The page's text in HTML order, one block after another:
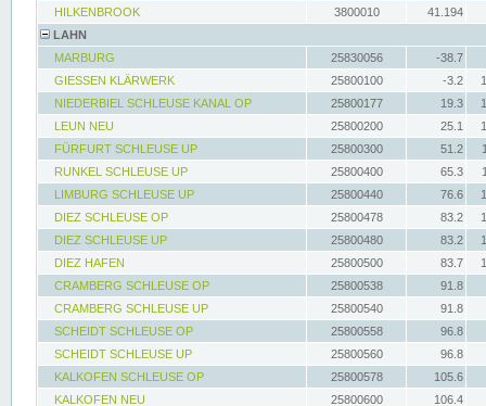
HILKENBROOK
3800010
41.194
LAHN
MARBURG
25830056
-38.7
GIESSEN KLÄRWERK
25800100 -3.2
NIEDERBIEL SCHLEUSE KANAL OP
25800177 19.3
LEUN NEU
25800200 25.1
FÜRFURT SCHLEUSE UP
25800300 51.2
RUNKEL SCHLEUSE UP
25800400 65.3
LIMBURG SCHLEUSE UP
25800440 76.6
DIEZ SCHLEUSE OP
25800478 83.2
DIEZ SCHLEUSE UP
25800480 83.2
DIEZ HAFEN
25800500 83.7
CRAMBERG SCHLEUSE OP
25800538
91.8
CRAMBERG SCHLEUSE UP
25800540
91.8
SCHEIDT SCHLEUSE OP
25800558
96.8
SCHEIDT SCHLEUSE UP
25800560
96.8
KALKOFEN SCHLEUSE OP
25800578
105.6
KALKOFEN NEU
25800600
106.4